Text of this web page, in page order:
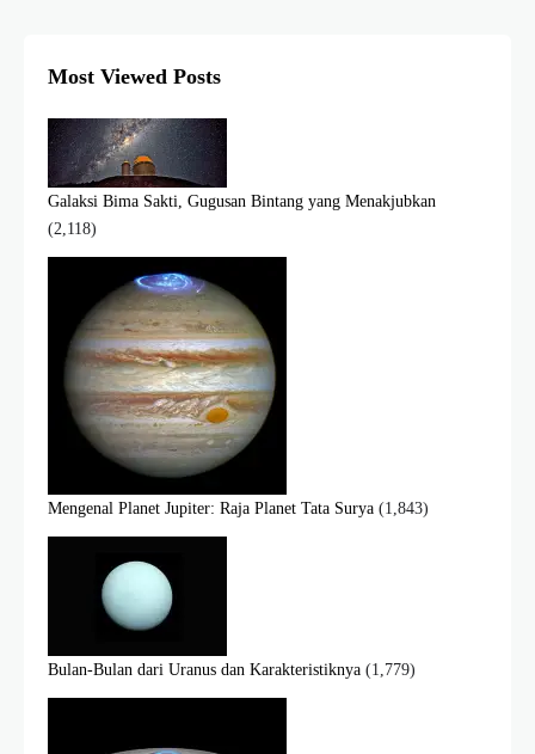
Most Viewed Posts
Galaksi Bima Sakti, Gugusan Bintang yang Menakjubkan
(2,118)
Mengenal Planet Jupiter: Raja Planet Tata Surya (1,843)
Bulan-Bulan dari Uranus dan Karakteristiknya (1,779)